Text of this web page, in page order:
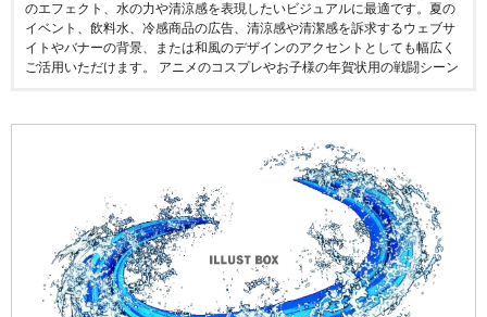
のエフェクト、水の力や清涼感を表現したいビジュアルに最適です。夏の
イベント、飲料水、冷感商品の広告、清涼感や清潔感を訴求するウェブサ
イトやバナーの背景、または和風のデザインのアクセントとしても幅広く
ご活用いただけます。 アニメのコスプレやお子様の年賀状用の戦闘シーン